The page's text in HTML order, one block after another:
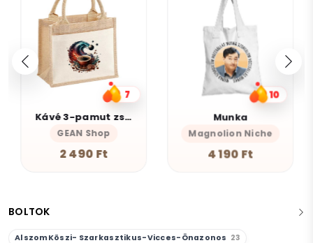
BOLTOK
AlszomKöszi- Szarkasztikus-Vicces-Önazonos 23
7
Kávé 3-pamut zsebes juta midi bevásárlótáska
GEAN Shop
2 490 Ft
10
Munka
Magnolion Niche
4 190 Ft